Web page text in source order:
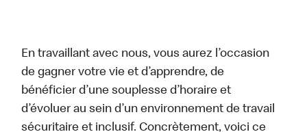
En travaillant avec nous, vous aurez l’occasion
de gagner votre vie et d’apprendre, de
bénéficier d’une souplesse d’horaire et
d’évoluer au sein d’un environnement de travail
sécuritaire et inclusif. Concrètement, voici ce